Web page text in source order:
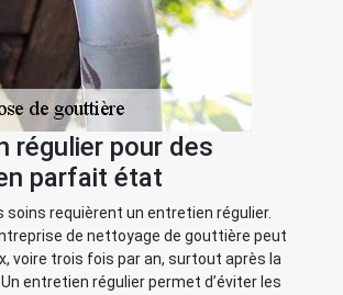
régulier pour des
parfait état
soins requièrent un entretien régulier.
de nettoyage de gouttière peut
voire trois fois par an, surtout après la
entretien régulier permet d’éviter les